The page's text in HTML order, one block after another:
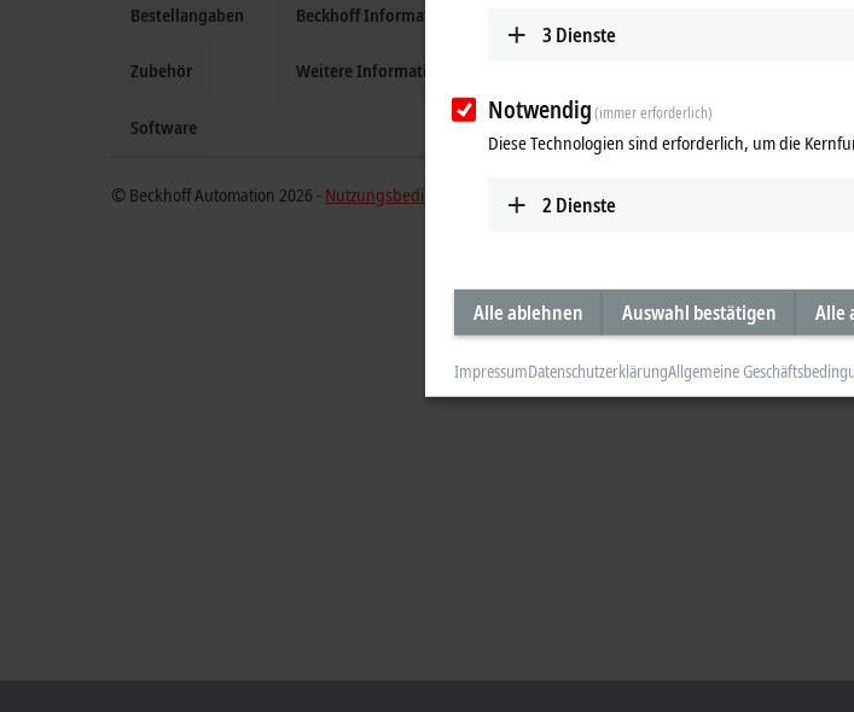
Bestellangaben
Zubehör
Software
Beckhoff Information System
Weitere Informationen
© Beckhoff Automation 2026 - Nutzungsbedingungen
3 Dienste
Notwendig(immer erforderlich)
Diese Technologien sind erforderlich, um die
2 Dienste
Alle ablehnen Auswahl bestätigen Alle
ImpressumDatenschutzerklärungAllgemeine